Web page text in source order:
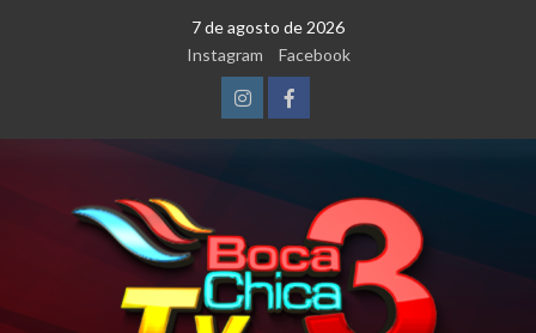
7 de agosto de 2026
Instagram
Facebook
InstagramFacebook